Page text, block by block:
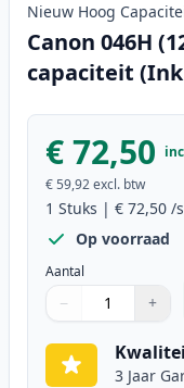
Nieuw Hoog
Canon 046H
capaciteit
€ 72,50
€ 59,92excl. btw
1 Stuks | € 72,50 /
Op voorraad
Aantal
Gebruik de
− +
1
3 Jaar